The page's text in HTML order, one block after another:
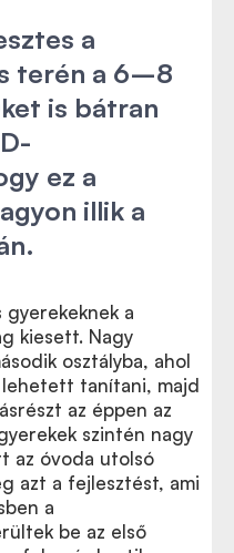
a
terén a 6–8
is bátran
ez a
illik a
gyerekeknek a
kiesett. Nagy
osztályba, ahol
tanítani, majd
az éppen az
szintén nagy
az óvoda utolsó
azt a fejlesztést, ami
a
be az első